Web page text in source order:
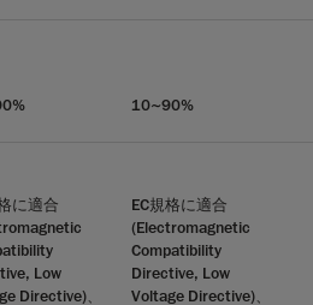
10~90%
に適合
Low
Directive)、
EC規格に適合
(Electromagnetic
Compatibility
Directive, Low
Voltage Directive)、